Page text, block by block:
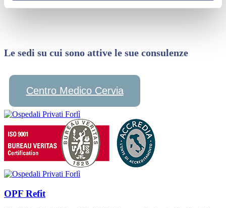
Le sedi su cui sono attive le sue consulenze
Centro Medico Cervia
OPF Refit